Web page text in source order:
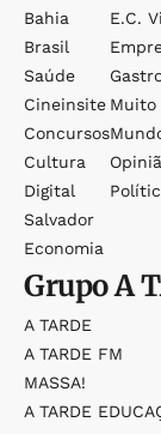
Bahia
Brasil
Saúde
Cineinsite
Concursos
Cultura
Digital
Salvador
Economia
E.c.
Muito
GrupoA
A TARDE
A TARDE FM
MASSA!
A TARDE